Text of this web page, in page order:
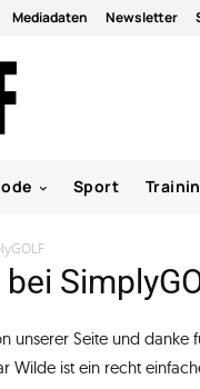
Mediadaten Newsletter
Sport
unserer Seite und
Wilde ist ein recht